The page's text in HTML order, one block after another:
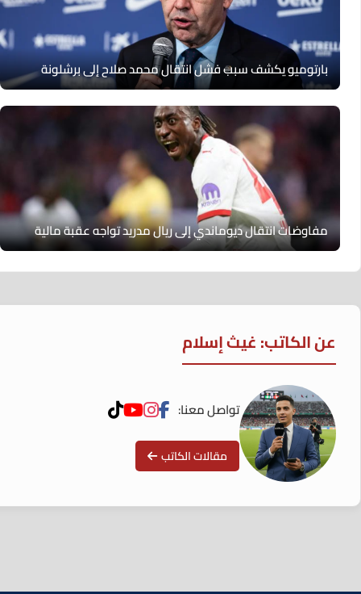
بارتوميو يكشف سبب فشل انتقال محمد صلاح إلى برشلونة
مفاوضات انتقال ديوماندي إلى ريال مدريد تواجه عقبة مالية
عن الكاتب: غيث إسلام
تواصل معنا:
مقالات الكاتب